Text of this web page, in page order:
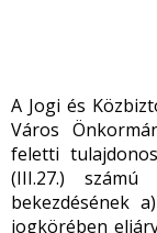
A Jogi és
Város
feletti
(III.27.)
bekezdésének
jogkörében